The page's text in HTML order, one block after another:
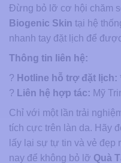
Đừng bỏ lỡ cơ hội chăm
Biogenic Skin tại hệ
nhanh tay đặt lịch để
Thông tin liên hệ:
? Hotline hỗ trợ đặt lịch:
? Liên hệ hợp tác: Mỹ
Chỉ với một lần trải
tích cực trên làn da. Hãy
lấy lại sự tự tin và vẻ đẹp
nay để không bỏ lỡ Quà